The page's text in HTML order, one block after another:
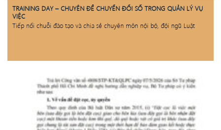
TRAINING DAY – CHUYÊN ĐỀ CHUYỂN ĐỔI SỐ TRONG QUẢN LÝ VỤ
VIỆC
Tiếp nối chuỗi đào tạo và chia sẻ chuyên môn nội bộ, đội ngũ Luật